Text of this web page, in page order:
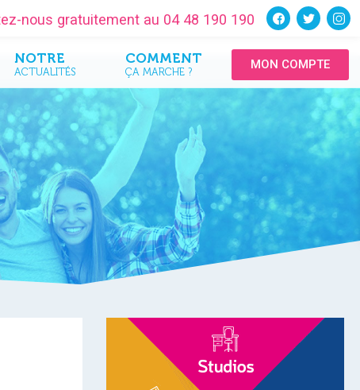
nous gratuitement au 04 48 190 190
NOTRE
ACTUALITÉS
COMMENT
ÇA MARCHE ?
MON COMPTE